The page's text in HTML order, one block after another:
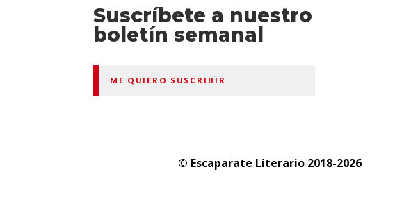
Suscríbete a nuestro
boletín semanal
ME QUIERO SUSCRIBIR
© Escaparate Literario 2018-2026